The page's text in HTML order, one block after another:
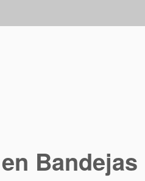
Bandejas